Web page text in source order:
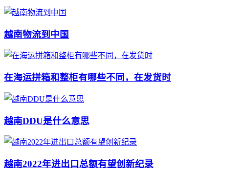
越南物流到中国
在海运拼箱和整柜有哪些不同，在发货时
越南DDU是什么意思
越南2022年进出口总额有望创新纪录